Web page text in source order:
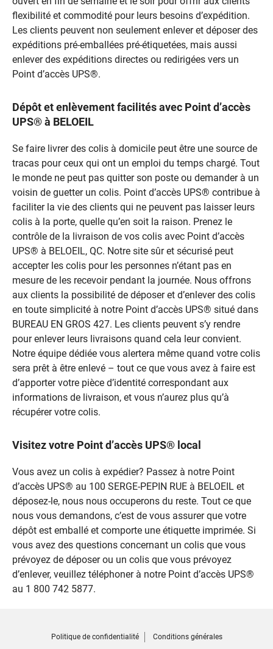
flexibilité et commodité pour leurs besoins d’expédition.
Les clients peuvent non seulement enlever et déposer des
expéditions pré-emballées pré-étiquetées, mais aussi
enlever des expéditions directes ou redirigées vers un
Point d’accès UPS®.
Dépôt et enlèvement facilités avec Point d’accès
UPS® à BELOEIL
Se faire livrer des colis à domicile peut être une source de
tracas pour ceux qui ont un emploi du temps chargé. Tout
le monde ne peut pas quitter son poste ou demander à un
voisin de guetter un colis. Point d’accès UPS® contribue à
faciliter la vie des clients qui ne peuvent pas laisser leurs
colis à la porte, quelle qu’en soit la raison. Prenez le
contrôle de la livraison de vos colis avec Point d’accès
UPS® à BELOEIL, QC. Notre site sûr et sécurisé peut
accepter les colis pour les personnes n’étant pas en
mesure de les recevoir pendant la journée. Nous offrons
aux clients la possibilité de déposer et d’enlever des colis
en toute simplicité à notre Point d’accès UPS® situé dans
BUREAU EN GROS 427. Les clients peuvent s’y rendre
pour enlever leurs livraisons quand cela leur convient.
Notre équipe dédiée vous alertera même quand votre colis
sera prêt à être enlevé – tout ce que vous avez à faire est
d’apporter votre pièce d’identité correspondant aux
informations de livraison, et vous n’aurez plus qu’à
récupérer votre colis.
Visitez votre Point d’accès UPS® local
Vous avez un colis à expédier? Passez à notre Point
d’accès UPS® au 100 SERGE-PEPIN RUE à BELOEIL et
déposez-le, nous nous occuperons du reste. Tout ce que
nous vous demandons, c’est de vous assurer que votre
dépôt est emballé et comporte une étiquette imprimée. Si
vous avez des questions concernant un colis que vous
prévoyez de déposer ou un colis que vous prévoyez
d’enlever, veuillez téléphoner à notre Point d’accès UPS®
au 1 800 742 5877.
Politique de confidentialité Conditions générales